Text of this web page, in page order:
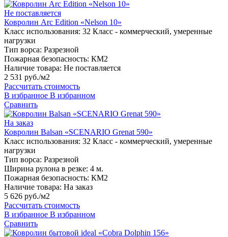
Не поставляется
Ковролин Arc Edition «Nelson 10»
Класс использования: 32 Класс - коммерческий, умеренные
нагрузки
Тип ворса: Разрезной
Пожарная безопасность: КМ2
Наличие товара: Не поставляется
2 531 руб./м2
Рассчитать стоимость
В избранное В избранном
Сравнить
На заказ
Ковролин Balsan «SCENARIO Grenat 590»
Класс использования: 32 Класс - коммерческий, умеренные
нагрузки
Тип ворса: Разрезной
Ширина рулона в резке: 4 м.
Пожарная безопасность: КМ2
Наличие товара: На заказ
5 626 руб./м2
Рассчитать стоимость
В избранное В избранном
Сравнить